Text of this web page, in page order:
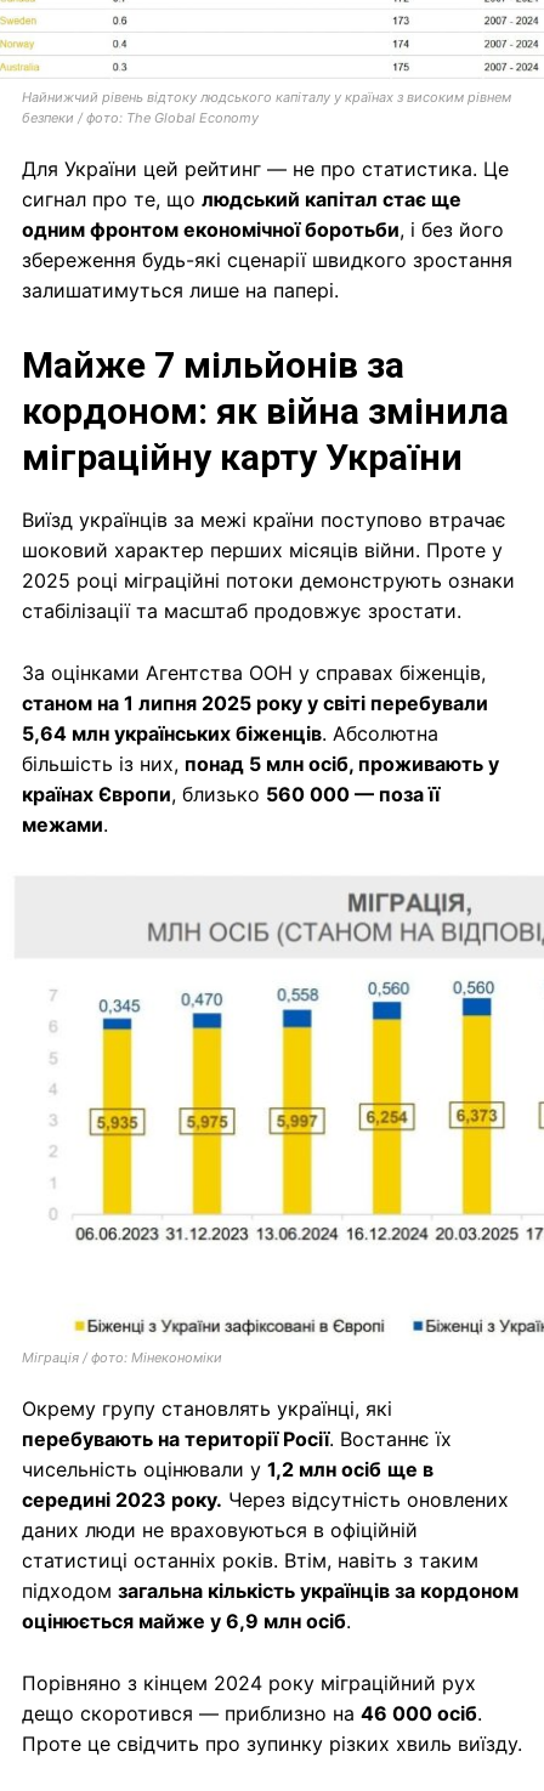
Найнижчий рівень відтоку людського капіталу у країнах з високим рівнем
безпеки / фото: The Global Economy
Для України цей рейтинг — не про статистика. Це
сигнал про те, що людський капітал стає ще
одним фронтом економічної боротьби, і без його
збереження будь-які сценарії швидкого зростання
залишатимуться лише на папері.
Майже 7 мільйонів за
кордоном: як війна змінила
міграційну карту України
Виїзд українців за межі країни поступово втрачає
шоковий характер перших місяців війни. Проте у
2025 році міграційні потоки демонструють ознаки
стабілізації та масштаб продовжує зростати.
За оцінками Агентства ООН у справах біженців,
станом на 1 липня 2025 року у світі перебували
5,64 млн українських біженців. Абсолютна
більшість із них, понад 5 млн осіб, проживають у
країнах Європи, близько 560 000 — поза її
межами.
Міграція / фото: Мінекономіки
Окрему групу становлять українці, які
перебувають на території Росії. Востаннє їх
чисельність оцінювали у 1,2 млн осіб ще в
середині 2023 року. Через відсутність оновлених
даних люди не враховуються в офіційній
статистиці останніх років. Втім, навіть з таким
підходом загальна кількість українців за кордоном
оцінюється майже у 6,9 млн осіб.
Порівняно з кінцем 2024 року міграційний рух
дещо скоротився — приблизно на 46 000 осіб.
Проте це свідчить про зупинку різких хвиль виїзду.